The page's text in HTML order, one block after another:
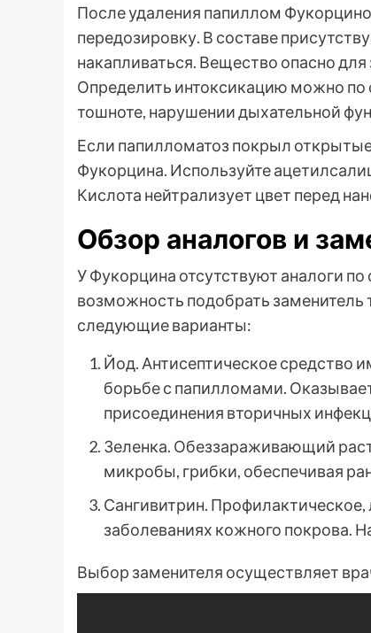
После удаления папиллом
передозировку. В составе
накапливаться. Вещество опасно
Определить интоксикацию можно по
тошноте, нарушении дыхательной
Если папилломатоз покрыл
Фукорцина. Используйте
Кислота нейтрализует цвет перед
Обзор аналогов и
У Фукорцина отсутствуют аналоги
возможность подобрать заменитель
следующие варианты:
Йод. Антисептическое средство
борьбе с папилломами.
присоединения вторичных
Зеленка. Обеззараживающий
микробы, грибки, обеспечивая
Сангивитрин.
заболеваниях кожного покрова.
Выбор заменителя осуществляет